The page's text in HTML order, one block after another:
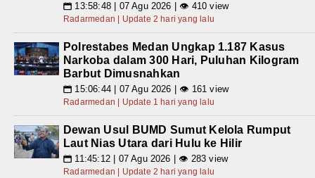
📅 13:58:48 | 07 Agu 2026 | 👁 410 view
Radarmedan | Update 2 hari yang lalu
Polrestabes Medan Ungkap 1.187 Kasus
Narkoba dalam 300 Hari, Puluhan Kilogram
Barbut Dimusnahkan
📅 15:06:44 | 07 Agu 2026 | 👁 161 view
Radarmedan | Update 1 hari yang lalu
Dewan Usul BUMD Sumut Kelola Rumput
Laut Nias Utara dari Hulu ke Hilir
📅 11:45:12 | 07 Agu 2026 | 👁 283 view
Radarmedan | Update 2 hari yang lalu